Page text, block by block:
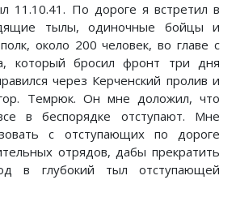
11.10.41. По дороге я встретил в
тылы, одиночные бойцы и
около 200 человек, во главе с
который бросил фронт три дня
через Керченский пролив и
Темрюк. Он мне доложил, что
в беспорядке отступают. Мне
с отступающих по дороге
отрядов, дабы прекратить
в глубокий тыл отступающей